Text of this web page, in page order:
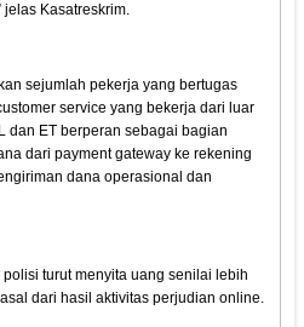
jelas Kasatreskrim.
sejumlah pekerja yang bertugas
service yang bekerja dari luar
dan ET berperan sebagai bagian
dari payment gateway ke rekening
dana operasional dan
turut menyita uang senilai lebih
dari hasil aktivitas perjudian online.